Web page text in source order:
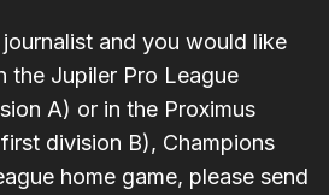
and you would like
the Jupiler Pro League
A) or in the Proximus
division B), Champions
home game, please send